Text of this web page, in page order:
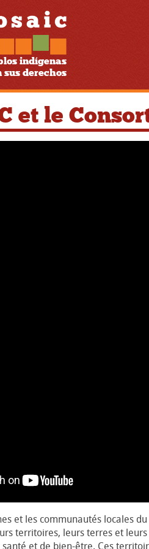
indígenas
derechos
et le
et les communautés locales
territoires, leurs terres et
et de bien-être. Ces